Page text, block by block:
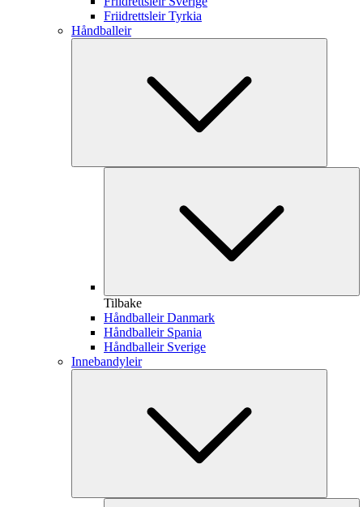
Friidrettsleir Tyrkia
Håndballeir
Tilbake
Håndballeir Danmark
Håndballeir Spania
Håndballeir Sverige
Innebandyleir